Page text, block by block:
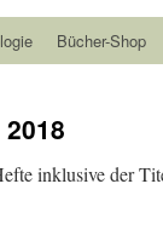
Bücher-Shop
inklusive der